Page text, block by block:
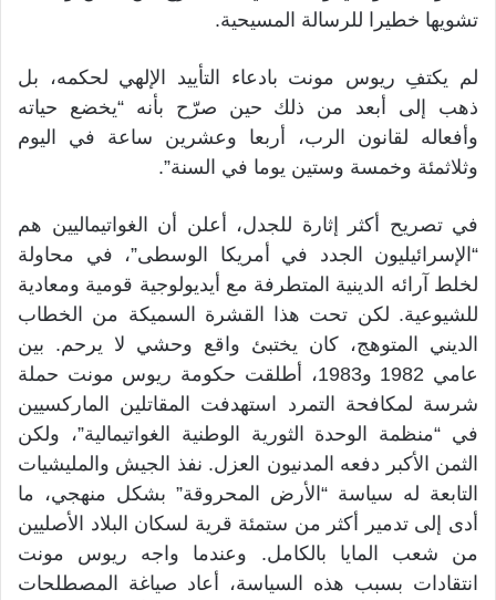
تشويها خطيرا للرسالة المسيحية.
لم يكتفِ ريوس مونت بادعاء التأييد الإلهي لحكمه، بل
ذهب إلى أبعد من ذلك حين صرّح بأنه “يخضع حياته
وأفعاله لقانون الرب، أربعا وعشرين ساعة في اليوم
وثلاثمئة وخمسة وستين يوما في السنة”.
في تصريح أكثر إثارة للجدل، أعلن أن الغواتيماليين هم
“الإسرائيليون الجدد في أمريكا الوسطى”، في محاولة
لخلط آرائه الدينية المتطرفة مع أيديولوجية قومية ومعادية
للشيوعية. لكن تحت هذا القشرة السميكة من الخطاب
الديني المتوهج، كان يختبئ واقع وحشي لا يرحم. بين
عامي 1982 و1983، أطلقت حكومة ريوس مونت حملة
شرسة لمكافحة التمرد استهدفت المقاتلين الماركسيين
في “منظمة الوحدة الثورية الوطنية الغواتيمالية”، ولكن
الثمن الأكبر دفعه المدنيون العزل. نفذ الجيش والمليشيات
التابعة له سياسة “الأرض المحروقة” بشكل منهجي، ما
أدى إلى تدمير أكثر من ستمئة قرية لسكان البلاد الأصليين
من شعب المايا بالكامل. وعندما واجه ريوس مونت
انتقادات بسبب هذه السياسة، أعاد صياغة المصطلحات